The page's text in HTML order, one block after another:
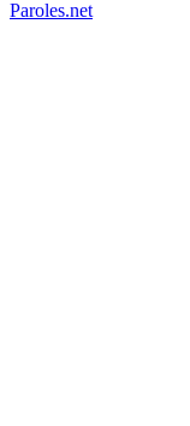
Paroles.net